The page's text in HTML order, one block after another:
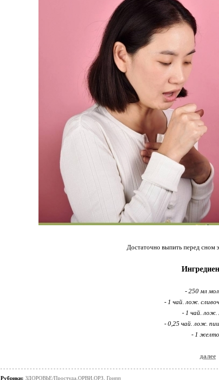
Дocтaтoчнo выпить пepeд cнoм
- 250 мл
- 1 чaй. лoж.
- 1 чaй. лoж.
- 0,25 чaй. лoж.
- 1
далее
Рубрики: ЗДОРОВЬЕ/Простуда,ОРВИ,ОРЗ, Грипп